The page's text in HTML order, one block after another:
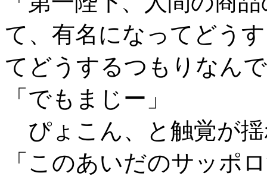
て、有名になってどう
てどうするつもりなん
「でもまじー」
ぴょこん、と触覚が
「このあいだのサッポ